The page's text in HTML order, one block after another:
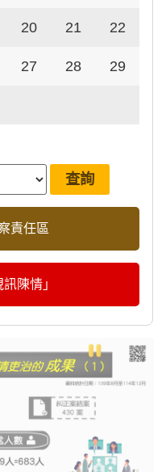
20 21 22
27 28 29
責任區
陳情」